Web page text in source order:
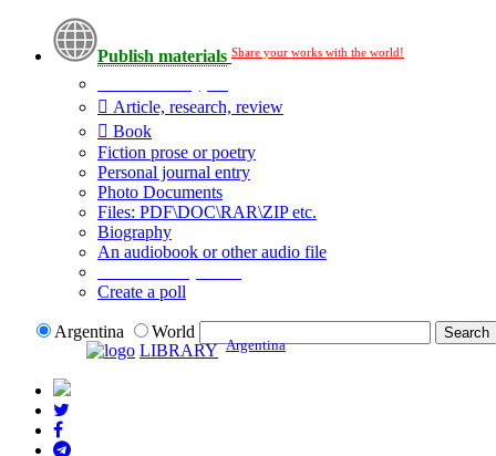
Publish materials Share your works with the world!
Article, research, review
Book
Fiction prose or poetry
Personal journal entry
Photo Documents
Files: PDF\DOC\RAR\ZIP etc.
Biography
An audiobook or other audio file
Create a poll
Argentina
World
LIBRARY Argentina